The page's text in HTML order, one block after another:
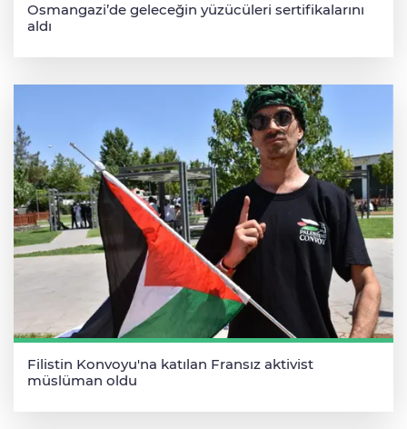
Osmangazi’de geleceğin yüzücüleri sertifikalarını
aldı
Filistin Konvoyu'na katılan Fransız aktivist
müslüman oldu